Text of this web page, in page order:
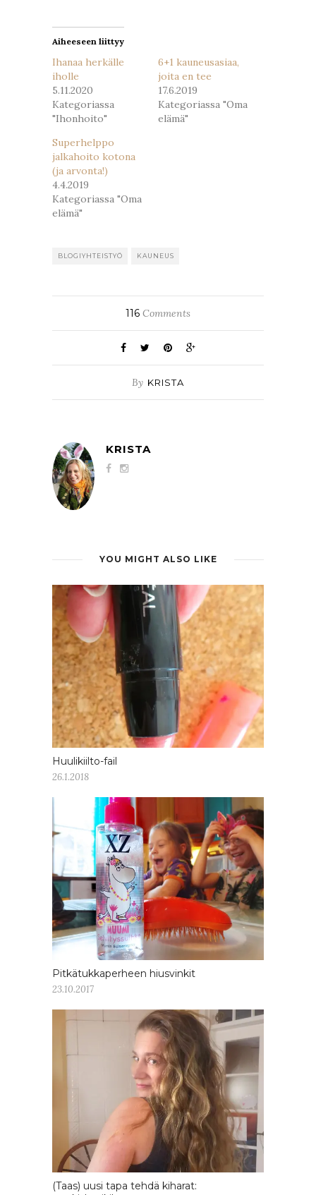
Aiheeseen liittyy
Ihanaa herkälle
iholle
5.11.2020
Kategoriassa
"Ihonhoito"
6+1 kauneusasiaa,
joita en tee
17.6.2019
Kategoriassa "Oma
elämä"
Superhelppo
jalkahoito kotona
(ja arvonta!)
4.4.2019
Kategoriassa "Oma
elämä"
BLOGIYHTEISTYÖ KAUNEUS
116 Comments
By KRISTA
KRISTA
YOU MIGHT ALSO LIKE
Huulikiilto-fail
26.1.2018
Pitkätukkaperheen hiusvinkit
23.10.2017
(Taas) uusi tapa tehdä kiharat: